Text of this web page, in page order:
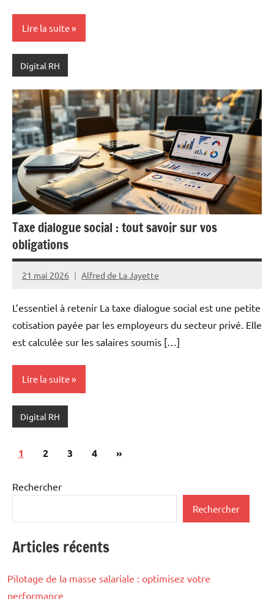
Lire la suite
Digital RH
Taxe dialogue social : tout savoir sur vos
obligations
21 mai 2026 Alfred de La Jayette
L’essentiel à retenir La taxe dialogue social est une petite
cotisation payée par les employeurs du secteur privé. Elle
est calculée sur les salaires soumis […]
Lire la suite
Digital RH
Pagination
publications
1 2 3 4
Articles
»
Rechercher
Rechercher
Articles récents
Pilotage de la masse salariale : optimisez votre
performance